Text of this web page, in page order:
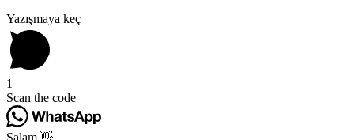
Yazışmaya keç
1
Scan the code